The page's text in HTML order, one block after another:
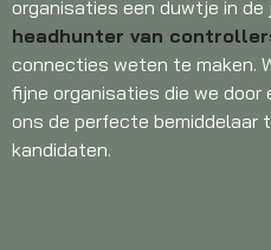
organisaties een duwtje in de
headhunter van
connecties weten te maken.
fijne organisaties die we door
ons de perfecte bemiddelaar
kandidaten.